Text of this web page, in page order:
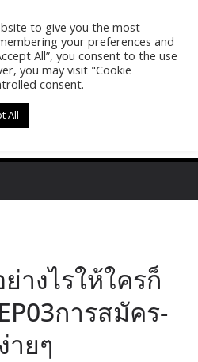
Puypong
และพร้อมแบ่งปันของผม
างไรให้ใครก็
การสมัคร-
ายๆ
to give you the most
your preferences and
All”, you consent to the use
you may visit "Cookie
consent.
All